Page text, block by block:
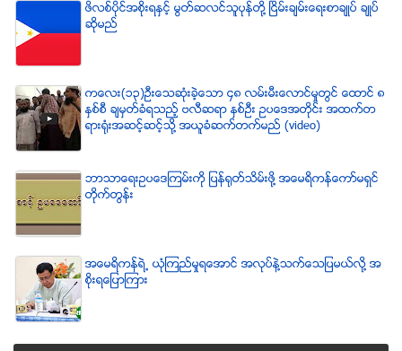
ဖိလစ္ပိုင္အစိုးရႏွင့္ မြတ္ဆလင္သူပုန္တို႔ ၿငိမ္းခ်မ္းေရးစာခ်ဳပ္ ခ်ဳပ္
ဆိုမည္
ကေလး(၁၃)ဦးေသဆံုးခဲ့ေသာ ၄၈ လမ္းမီးေလာင္မႈတြင္ ေထာင္ ၈
ႏွစ္စီ ခ်မွတ္ခံရသည့္ ဗလီဆရာ ႏွစ္ဦး ဥပေဒအတိုင္း အထက္တ
ရားရံုးအဆင့္ဆင့္သို႔ အယူခံဆက္တက္မည္ (video)
ဘာသာေရးဥပေဒၾကမ္းကို ျပန္ရုတ္သိမ္းဖို႔ အေမရိကန္ေကာ္မရွင္
တိုက္တြန္း
အေမရိကန္ရဲ႕ ယံုၾကည္မႈရေအာင္ အလုပ္နဲ႔သက္ေသျပမယ္လုိ႔ အ
စုိးရေျပာၾကား